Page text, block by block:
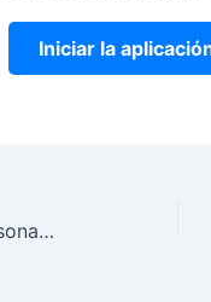
Iniciar la
Compartir por páginas: control personalizado de contenido en OpenDocs